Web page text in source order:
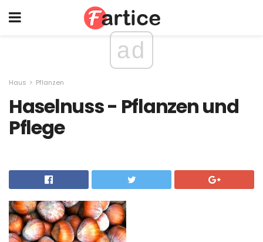
ad
Haus Pflanzen
Haselnuss - Pflanzen und
Pflege